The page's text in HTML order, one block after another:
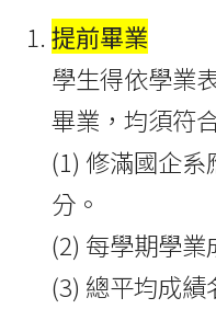
提前畢業
學生得依學業
畢業，均須符
(1) 修滿國企
分。
(2) 每學期學業
(3) 總平均成